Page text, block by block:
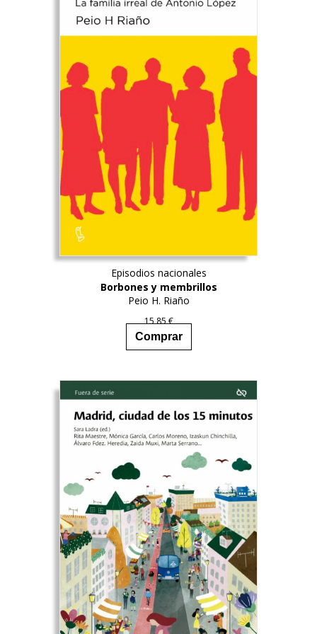
elegir
la
de
producto
Episodios nacionales
Borbones y membrillos
Peio H. Riaño
15,85€
Comprar